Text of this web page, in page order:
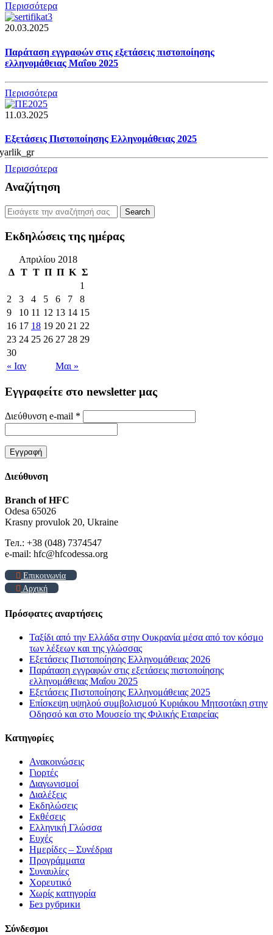
Περισσότερα
20.03.2025
Παράταση εγγραφών στις εξετάσεις πιστοποίησης
ελληνομάθειας Μαΐου 2025
Περισσότερα
11.03.2025
Εξετάσεις Πιστοποίησης Ελληνομάθειας 2025
Περισσότερα
Αναζήτηση
Εκδηλώσεις της ημέρας
Απριλίου 2018
Δ Τ Τ Π Π Κ Σ
« Ιαν Μαι »
1
2
3 4 5 6 7
8
9
10 11 12 13 14 15
16 17 18 19 20 21 22
23 24 25 26 27 28 29
30
Εγγραφείτε στο newsletter μας
Διεύθυνση e-mail *
Διεύθυνση
Branch of HFC
Odesa 65026
Krasny provulok 20, Ukraine
Тел.: +38 (048) 7374547
e-mail: hfc@hfcodessa.org
Επικοινωνία
Αρχική
Πρόσφατες αναρτήσεις
Ταξίδι από την Ελλάδα στην Ουκρανία μέσα από τον κόσμο
των λέξεων και της γλώσσας
Εξετάσεις Πιστοποίησης Ελληνομάθειας 2026
Παράταση εγγραφών στις εξετάσεις πιστοποίησης
ελληνομάθειας Μαΐου 2025
Εξετάσεις Πιστοποίησης Ελληνομάθειας 2025
Επίσκεψη υψηλού συμβολισμού Κυριάκου Μητσοτάκη στην
Οδησσό και στο Μουσείο της Φιλικής Εταιρείας
Kατηγορίες
Ανακοινώσεις
Γιορτές
Διαγωνισμοί
Διαλέξεις
Εκδηλώσεις
Εκθέσεις
Ελληνική Γλώσσα
Ευχές
Ημερίδες – Συνέδρια
Προγράμματα
Συναυλίες
Χορευτικό
Χωρίς κατηγορία
Без рубрики
Σύνδεσμοι